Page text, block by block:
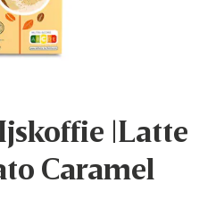
|Latte
Caramel